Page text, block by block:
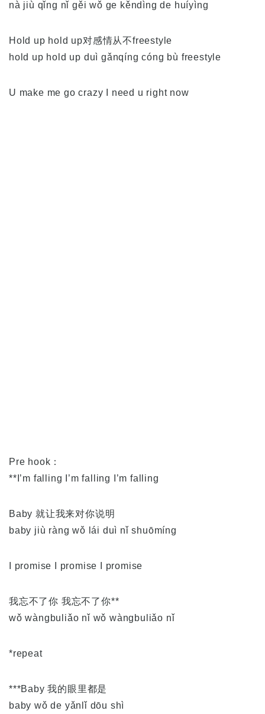
nà jiù qǐng nǐ gěi wǒ ge kěndìng de huíyìng
Hold up hold up对感情从不freestyle
hold up hold up duì gǎnqíng cóng bù freestyle
U make me go crazy I need u right now
Pre hook：
**I’m falling I’m falling I’m falling
Baby 就让我来对你说明
baby jiù ràng wǒ lái duì nǐ shuōmíng
I promise I promise I promise
我忘不了你 我忘不了你**
wǒ wàngbuliǎo nǐ wǒ wàngbuliǎo nǐ
*repeat
***Baby 我的眼里都是
baby wǒ de yǎnlǐ dōu shì